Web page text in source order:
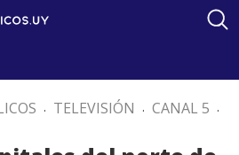
. TELEVISIÓN . CANAL 5 .